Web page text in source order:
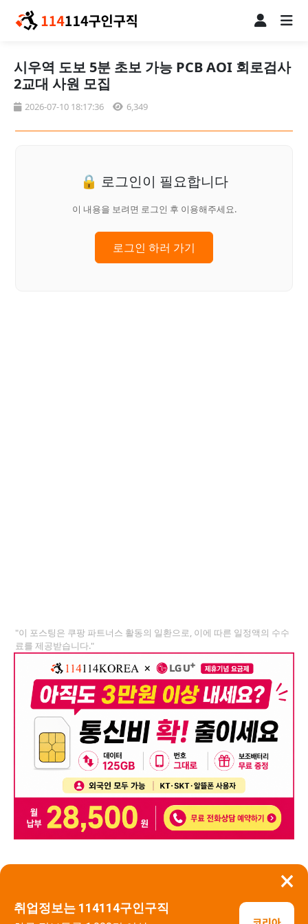
×
취업정보는 114114구인구직
시우역 도보 5분 초보 가능 PCB AOI 회로검사
2교대 사원 모집
2026-07-10 18:17:36 6,349
🔒 로그인이 필요합니다
이 내용을 보려면 로그인 후 이용해주세요.
로그인 하러 가기
"이 포스팅은 쿠팡 파트너스 활동의 일환으로, 이에 따른 일정액의 수수
료를 제공받습니다."